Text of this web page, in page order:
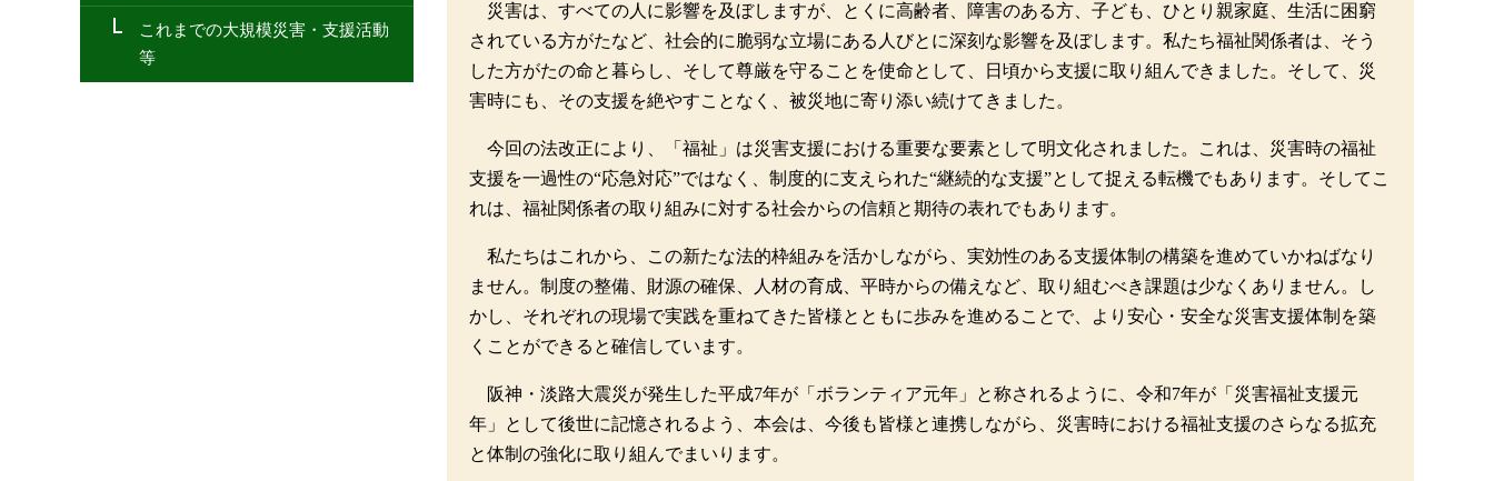
災害は、すべての人に影響を及ぼしますが、とくに高齢者、障害のある方、子ども、ひとり親家庭、生活に困窮
されている方がたなど、社会的に脆弱な立場にある人びとに深刻な影響を及ぼします。私たち福祉関係者は、そう
した方がたの命と暮らし、そして尊厳を守ることを使命として、日頃から支援に取り組んできました。そして、災
害時にも、その支援を絶やすことなく、被災地に寄り添い続けてきました。
今回の法改正により、「福祉」は災害支援における重要な要素として明文化されました。これは、災害時の福祉
支援を一過性の“応急対応”ではなく、制度的に支えられた“継続的な支援”として捉える転機でもあります。そしてこ
れは、福祉関係者の取り組みに対する社会からの信頼と期待の表れでもあります。
私たちはこれから、この新たな法的枠組みを活かしながら、実効性のある支援体制の構築を進めていかねばなり
ません。制度の整備、財源の確保、人材の育成、平時からの備えなど、取り組むべき課題は少なくありません。し
かし、それぞれの現場で実践を重ねてきた皆様とともに歩みを進めることで、より安心・安全な災害支援体制を築
くことができると確信しています。
阪神・淡路大震災が発生した平成7年が「ボランティア元年」と称されるように、令和7年が「災害福祉支援元
年」として後世に記憶されるよう、本会は、今後も皆様と連携しながら、災害時における福祉支援のさらなる拡充
と体制の強化に取り組んでまいります。
これまでの大規模災害・支援活動
等